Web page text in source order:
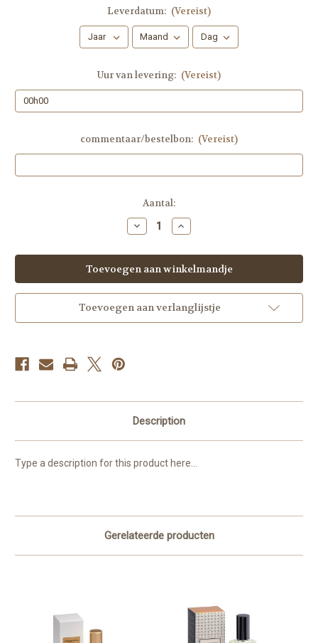
Leverdatum: (Vereist)
Uur van levering: (Vereist)
commentaar/bestelbon: (Vereist)
Aantal:
Hoeveelheid
verlagen
[
Assortiment
Wraps
,
3
stuks
per
persoon
groenten
-
pesto
Serrano
]
Hoeveelheid
verhogen
[
Assortiment
Wraps
,
3
stuks
per
persoon
groenten
pesto
Serrano
]
Toevoegen aan verlanglijstje
Description
Type a description for this product here...
Gerelateerde producten